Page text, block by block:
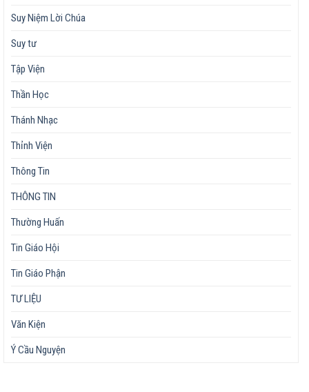
Suy Niệm Lời Chúa
Suy tư
Tập Viện
Thần Học
Thánh Nhạc
Thỉnh Viện
Thông Tin
THÔNG TIN
Thường Huấn
Tin Giáo Hội
Tin Giáo Phận
TƯ LIỆU
Văn Kiện
Ý Cầu Nguyện